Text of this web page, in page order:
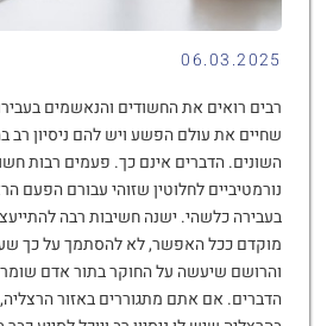
06.03.2025
רבים רואים את החשודים והנאשמים
שחיים את עולם הפשע ויש להם ניסיון רב
השונים. הדברים אינם כך. פעמים רבות
נורמטיביים לחלוטין שזוהי עבורם הפעם
בעבירה כלשהי. ישנה חשיבות רבה
מוקדם ככל האפשר, לא להסתמך על כך
והרושם שיעשה על החוקר בתור אדם שומר
הדברים. אם אתם מתגוררים באזור הרצליה,